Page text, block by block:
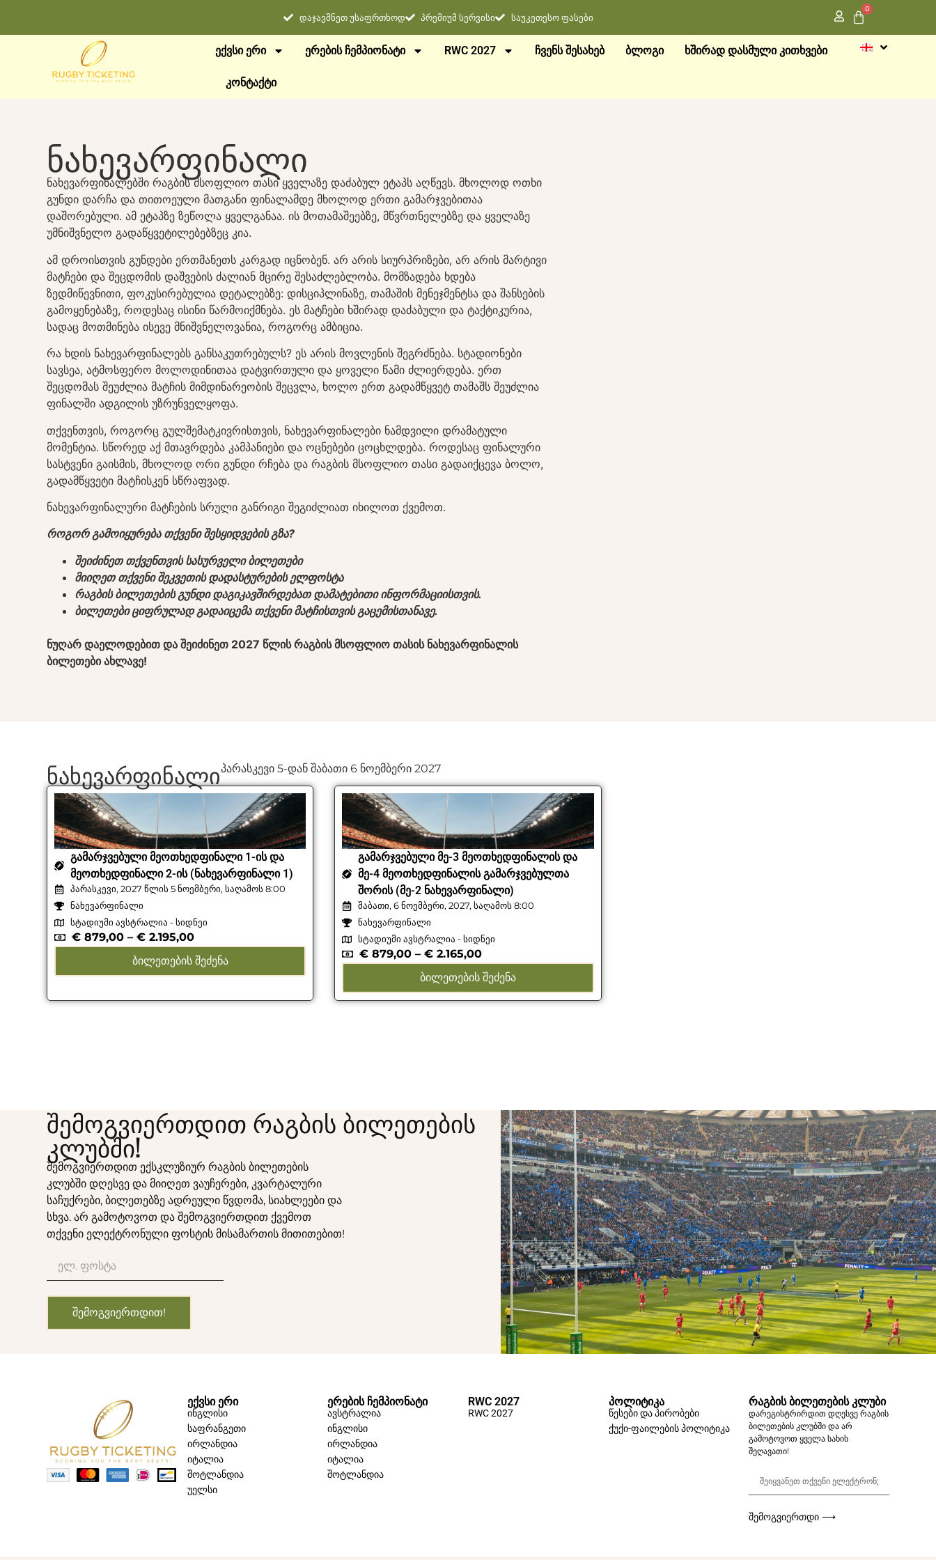
დაჯავშნეთ უსაფრთხოდ პრემიუმ სერვისი საუკეთესო ფასები
0
ᲔᲥᲕᲡᲘ ᲔᲠᲘ ᲔᲠᲔᲑᲘᲡ ᲩᲔᲛᲞᲘᲝᲜᲐᲢᲘ RWC 2027 ᲩᲕᲔᲜᲡ ᲨᲔᲡᲐᲮᲔᲑ ᲑᲚᲝᲒᲘ ᲮᲨᲘᲠᲐᲓ ᲓᲐᲡᲛᲣᲚᲘ ᲙᲘᲗᲮᲕᲔᲑᲘ
ᲙᲝᲜᲢᲐᲥᲢᲘ
ნახევარფინალი
ნახევარფინალებში რაგბის მსოფლიო თასი ყველაზე დაძაბულ ეტაპს აღწევს. მხოლოდ ოთხი
გუნდი დარჩა და თითოეული მათგანი ფინალამდე მხოლოდ ერთი გამარჯვებითაა
დაშორებული. ამ ეტაპზე ზეწოლა ყველგანაა. ის მოთამაშეებზე, მწვრთნელებზე და ყველაზე
უმნიშვნელო გადაწყვეტილებებზეც კია.
ამ დროისთვის გუნდები ერთმანეთს კარგად იცნობენ. არ არის სიურპრიზები, არ არის მარტივი
მატჩები და შეცდომის დაშვების ძალიან მცირე შესაძლებლობა. მომზადება ხდება
ზედმიწევნითი, ფოკუსირებულია დეტალებზე: დისციპლინაზე, თამაშის მენეჯმენტსა და შანსების
გამოყენებაზე, როდესაც ისინი წარმოიქმნება. ეს მატჩები ხშირად დაძაბული და ტაქტიკურია,
სადაც მოთმინება ისევე მნიშვნელოვანია, როგორც ამბიცია.
რა ხდის ნახევარფინალებს განსაკუთრებულს? ეს არის მოვლენის შეგრძნება. სტადიონები
სავსეა, ატმოსფერო მოლოდინითაა დატვირთული და ყოველი წამი ძლიერდება. ერთ
შეცდომას შეუძლია მატჩის მიმდინარეობის შეცვლა, ხოლო ერთ გადამწყვეტ თამაშს შეუძლია
ფინალში ადგილის უზრუნველყოფა.
თქვენთვის, როგორც გულშემატკივრისთვის, ნახევარფინალები ნამდვილი დრამატული
მომენტია. სწორედ აქ მთავრდება კამპანიები და ოცნებები ცოცხლდება. როდესაც ფინალური
სასტვენი გაისმის, მხოლოდ ორი გუნდი რჩება და რაგბის მსოფლიო თასი გადაიქცევა ბოლო,
გადამწყვეტი მატჩისკენ სწრაფვად.
ნახევარფინალური მატჩების სრული განრიგი შეგიძლიათ იხილოთ ქვემოთ.
როგორ გამოიყურება თქვენი შესყიდვების გზა?
შეიძინეთ თქვენთვის სასურველი ბილეთები
მიიღეთ თქვენი შეკვეთის დადასტურების ელფოსტა
რაგბის ბილეთების გუნდი დაგიკავშირდებათ დამატებითი ინფორმაციისთვის.
ბილეთები ციფრულად გადაიცემა თქვენი მატჩისთვის გაცემისთანავე.
ნუღარ დაელოდებით და შეიძინეთ 2027 წლის რაგბის მსოფლიო თასის ნახევარფინალის
ბილეთები ახლავე!
ნახევარფინალიპარასკევი 5-დან შაბათი 6 ნოემბერი 2027
ᲒᲐᲛᲐᲠᲯᲕᲔᲑᲣᲚᲘ ᲛᲔᲝᲗᲮᲔᲓᲤᲘᲜᲐᲚᲘ 1-ᲘᲡ ᲓᲐ
ᲛᲔᲝᲗᲮᲔᲓᲤᲘᲜᲐᲚᲘ 2-ᲘᲡ (ᲜᲐᲮᲔᲕᲐᲠᲤᲘᲜᲐᲚᲘ 1)
პარასკევი, 2027 წლის 5 ნოემბერი, საღამოს 8:00
ნახევარფინალი
სტადიუმი ავსტრალია - სიდნეი
€ 879,00 – € 2.195,00
ᲑᲘᲚᲔᲗᲔᲑᲘᲡ ᲨᲔᲫᲔᲜᲐ
ᲒᲐᲛᲐᲠᲯᲕᲔᲑᲣᲚᲘ ᲛᲔ-3 ᲛᲔᲝᲗᲮᲔᲓᲤᲘᲜᲐᲚᲘᲡ ᲓᲐ
ᲛᲔ-4 ᲛᲔᲝᲗᲮᲔᲓᲤᲘᲜᲐᲚᲘᲡ ᲒᲐᲛᲐᲠᲯᲕᲔᲑᲣᲚᲗᲐ
ᲨᲝᲠᲘᲡ (ᲛᲔ-2 ᲜᲐᲮᲔᲕᲐᲠᲤᲘᲜᲐᲚᲘ)
შაბათი, 6 ნოემბერი, 2027, საღამოს 8:00
ნახევარფინალი
სტადიუმი ავსტრალია - სიდნეი
€ 879,00 – € 2.165,00
ᲑᲘᲚᲔᲗᲔᲑᲘᲡ ᲨᲔᲫᲔᲜᲐ
შემოგვიერთდით რაგბის ბილეთების
კლუბში!
შემოგვიერთდით ექსკლუზიურ რაგბის ბილეთების
კლუბში დღესვე და მიიღეთ ვაუჩერები, კვარტალური
საჩუქრები, ბილეთებზე ადრეული წვდომა, სიახლეები და
სხვა. არ გამოტოვოთ და შემოგვიერთდით ქვემოთ
თქვენი ელექტრონული ფოსტის მისამართის მითითებით!
ᲨᲔᲛᲝᲒᲕᲘᲔᲠᲗᲓᲘᲗ!
ᲔᲥᲕᲡᲘ ᲔᲠᲘ
ინგლისი
საფრანგეთი
ირლანდია
იტალია
შოტლანდია
უელსი
ᲔᲠᲔᲑᲘᲡ ᲩᲔᲛᲞᲘᲝᲜᲐᲢᲘ
ავსტრალია
ინგლისი
ირლანდია
იტალია
შოტლანდია
RWC 2027
RWC 2027
ᲞᲝᲚᲘᲢᲘᲙᲐ
წესები და პირობები
ქუქი-ფაილების პოლიტიკა
ᲠᲐᲒᲑᲘᲡ ᲑᲘᲚᲔᲗᲔᲑᲘᲡ ᲙᲚᲣᲑᲘ
დარეგისტრირდით დღესვე რაგბის
ბილეთების კლუბში და არ
გამოტოვოთ ყველა სახის
შეღავათი!
ᲨᲔᲛᲝᲒᲕᲘᲔᲠᲗᲓᲘ ⟶